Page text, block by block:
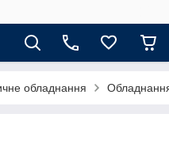
обладнання